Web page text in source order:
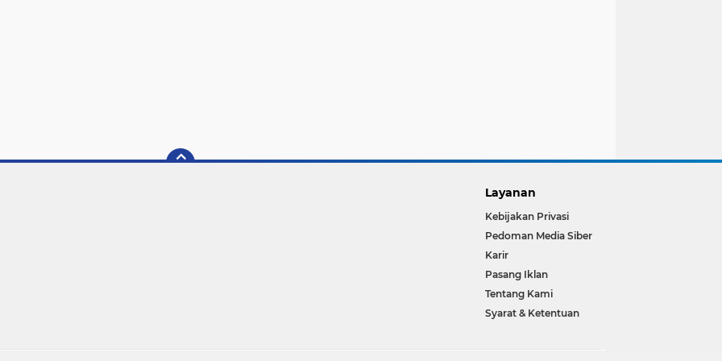
Layanan
Kebijakan Privasi
Pedoman Media Siber
Karir
Pasang Iklan
Tentang Kami
Syarat & Ketentuan